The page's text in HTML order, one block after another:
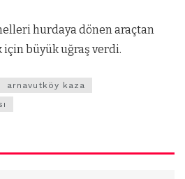
hurdaya dönen araçtan
için büyük uğraş verdi.
arnavutköy kaza